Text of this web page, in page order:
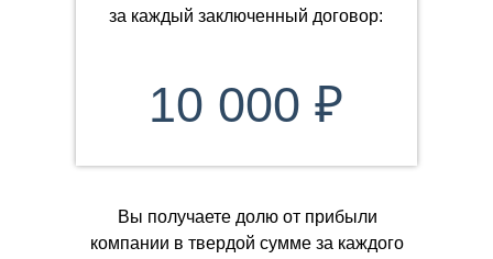
10 000 ₽
за каждый заключенный договор:
Вы получаете долю от прибыли
компании в твердой сумме за каждого